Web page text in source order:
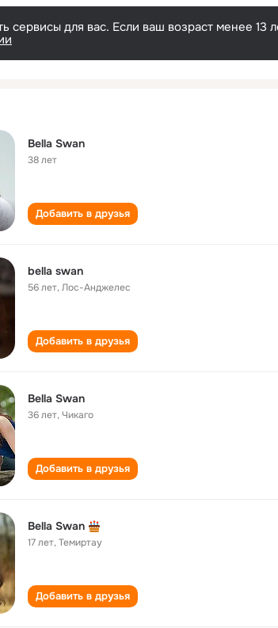
для вас. Если ваш возраст менее 13
Bella Swan
38 лет
Добавить в друзья
bella swan
56 лет,Лос-Анджелес
Добавить в друзья
Bella Swan
36 лет,Чикаго
Добавить в друзья
Bella Swan
17 лет,Темиртау
Добавить в друзья